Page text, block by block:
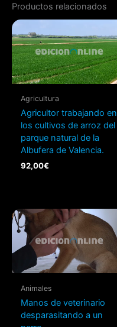
Productos relacionados
Agricultura
Agricultor trabajando en
los cultivos de arroz del
parque natural de la
Albufera de Valencia.
92,00€
Animales
Manos de veterinario
desparasitando a un